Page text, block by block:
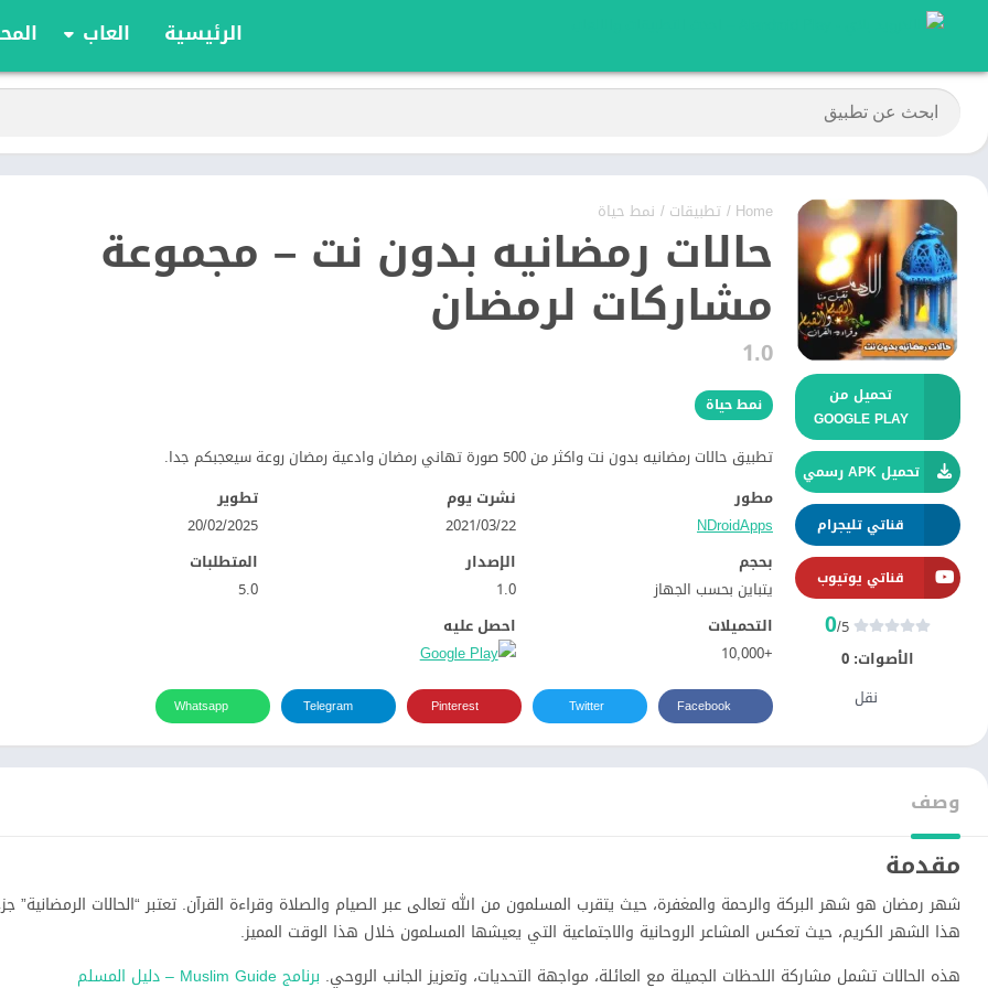
الرئيسية العاب
ألعاب الألواح
الألعاب
الرياضة
السباقات
Home
/ تطبيقات / نمط حياة
حالات رمضانيه بدون نت – مجموعة
مشاركات لرمضان
1.0
نمط حياة
تطبيق حالات رمضانيه بدون نت واكثر من 500 صورة تهاني رمضان وادعية رمضان روعة سيعجبكم جدا.
تحميل من
GOOGLE PLAY
تحميل APK رسمي
قناتي تليجرام
قناتي يوتيوب
0/5
الأصوات: 0
نقل
مطور
NDroidApps‏
نشرت يوم
22‏/03‏/2021
تطوير
20/02/2025
بحجم
يتباين بحسب الجهاز
الإصدار
1.0
المتطلبات
5.0
التحميلات
+10,000
احصل عليه
Facebook
Twitter
Pinterest
Telegram
Whatsapp
وصف
مقدمة
شهر رمضان هو شهر البركة والرحمة والمغفرة، حيث يتقرب المسلمون من الله تعالى عبر الصيام والصلاة وقراءة القرآن. تعتبر “الحالات الرمضانية”
هذا الشهر الكريم، حيث تعكس المشاعر الروحانية والاجتماعية التي يعيشها المسلمون خلال هذا الوقت المميز.
هذه الحالات تشمل مشاركة اللحظات الجميلة مع العائلة، مواجهة التحديات، وتعزيز الجانب الروحي. برنامج Muslim Guide – دليل المسلم